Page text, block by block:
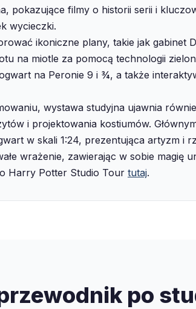
pokazujące filmy o historii serii i
wycieczki.
ikoniczne plany, takie jak gabinet
na miotle za pomocą technologii
na Peronie 9 i ¾, a także
wystawa studyjna ujawnia
i projektowania kostiumów.
w skali 1:24, prezentująca artyzm i
wrażenie, zawierając w sobie magię
Harry Potter Studio Tour tutaj.
po